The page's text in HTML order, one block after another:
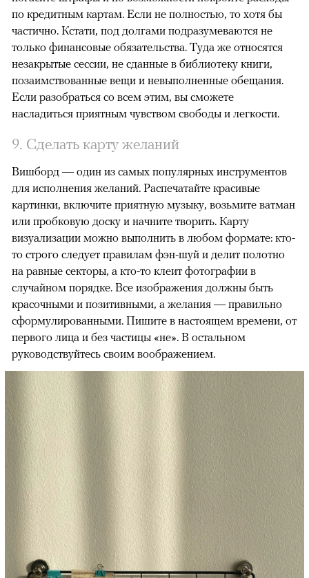
по кредитным картам. Если не полностью, то хотя бы
частично. Кстати, под долгами подразумеваются не
только финансовые обязательства. Туда же относятся
незакрытые сессии, не сданные в библиотеку книги,
позаимствованные вещи и невыполненные обещания.
Если разобраться со всем этим, вы сможете
насладиться приятным чувством свободы и легкости.
9. Сделать карту желаний
Вишборд — один из самых популярных инструментов
для исполнения желаний. Распечатайте красивые
картинки, включите приятную музыку, возьмите ватман
или пробковую доску и начните творить. Карту
визуализации можно выполнить в любом формате: кто-
то строго следует правилам фэн-шуй и делит полотно
на равные секторы, а кто-то клеит фотографии в
случайном порядке. Все изображения должны быть
красочными и позитивными, а желания — правильно
сформулированными. Пишите в настоящем времени, от
первого лица и без частицы «не». В остальном
руководствуйтесь своим воображением.